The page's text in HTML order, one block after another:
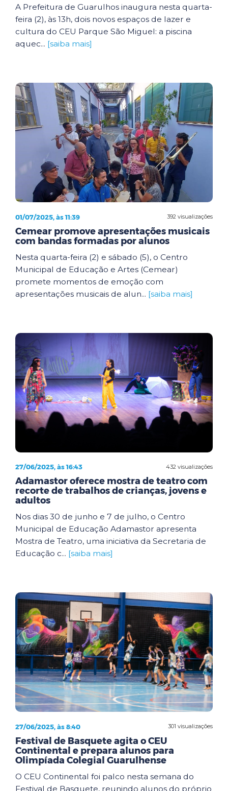
A Prefeitura de Guarulhos inaugura nesta quarta-
feira (2), às 13h, dois novos espaços de lazer e
cultura do CEU Parque São Miguel: a piscina
aquec... [saiba mais]
392 visualizações
01/07/2025, às 11:39
Cemear promove apresentações musicais
com bandas formadas por alunos
Nesta quarta-feira (2) e sábado (5), o Centro
Municipal de Educação e Artes (Cemear)
promete momentos de emoção com
apresentações musicais de alun... [saiba mais]
432 visualizações
27/06/2025, às 16:43
Adamastor oferece mostra de teatro com
recorte de trabalhos de crianças, jovens e
adultos
Nos dias 30 de junho e 7 de julho, o Centro
Municipal de Educação Adamastor apresenta
Mostra de Teatro, uma iniciativa da Secretaria de
Educação c... [saiba mais]
301 visualizações
27/06/2025, às 8:40
Festival de Basquete agita o CEU
Continental e prepara alunos para
Olimpíada Colegial Guarulhense
O CEU Continental foi palco nesta semana do
Festival de Basquete, reunindo alunos do próprio